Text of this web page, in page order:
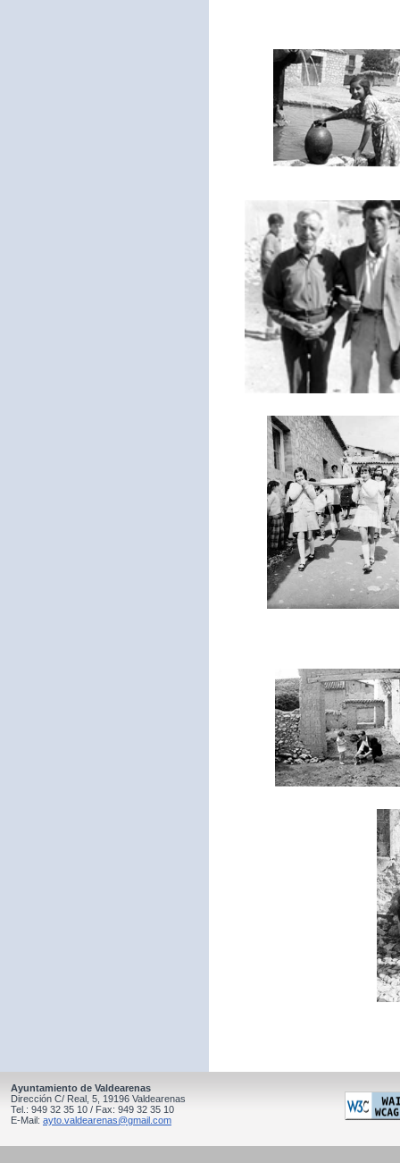
Ayuntamiento de Valdearenas
Dirección C/ Real, 5, 19196 Valdearenas
Tel.: 949 32 35 10 / Fax: 949 32 35 10
E-Mail: ayto.valdearenas@gmail.com